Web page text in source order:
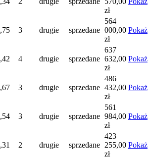
zł
3 drugie sprzedane
564
000,00
zł
Pokaż
4 drugie sprzedane
637
632,00
zł
Pokaż
3 drugie sprzedane
486
432,00
zł
Pokaż
3 drugie sprzedane
561
984,00
zł
Pokaż
2 drugie sprzedane
423
255,00
zł
Pokaż